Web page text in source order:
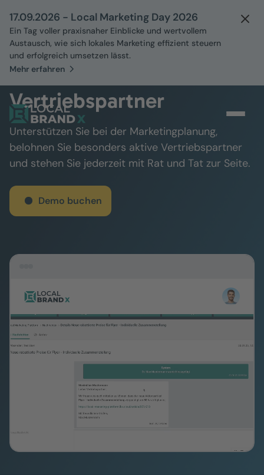
17.09.2026 - Local Marketing Day 2026
Ein Tag voller praxisnaher Einblicke und wertvollem
Austausch, wie sich lokales Marketing effizient steuern
und erfolgreich umsetzen lässt.
Mehr erfahren
Aktivieren Sie Ihre
Vertriebspartner
Unterstützen Sie bei der Marketingplanung,
belohnen Sie besonders aktive Vertriebspartner
und stehen Sie jederzeit mit Rat und Tat zur Seite.
Demo buchen